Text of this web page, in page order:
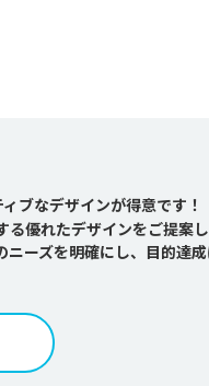
ブなデザインが得意です！
優れたデザインをご提案し
ーズを明確にし、目的達